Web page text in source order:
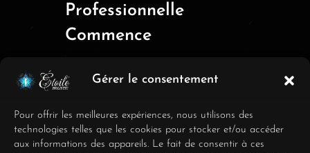
Gérer le consentement
Pour offrir les meilleures expériences, nous utilisons des
technologies telles que les cookies pour stocker et/ou accéder
aux informations des appareils. Le fait de consentir à ces
Professionnelle
Commence
est une épreuve terrible,
mais elle porte en elle le
germe d’une vérité